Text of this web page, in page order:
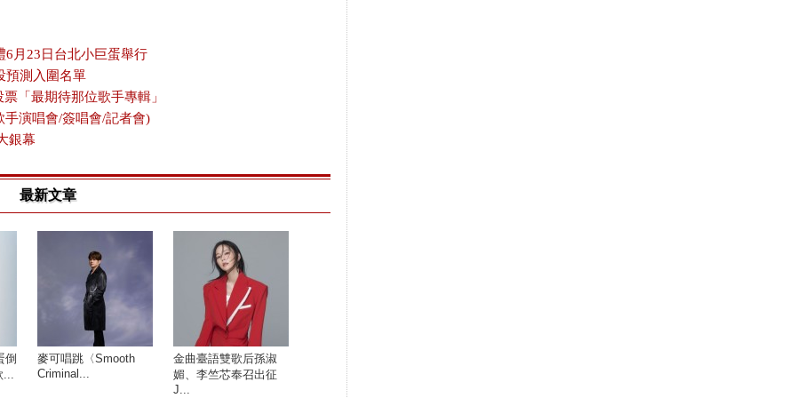
6月23日台北小巨蛋舉行
預測入圍名單
「最期待那位歌手專輯」
手演唱會/簽唱會/記者會)
銀幕
最新文章
倒
...
麥可唱跳〈Smooth
Criminal...
金曲臺語雙歌后孫淑
媚、李竺芯奉召出征
J...